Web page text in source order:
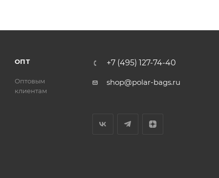
ОПТ
Оптовым
клиентам
+7 (495) 127-74-40
shop@polar-bags.ru